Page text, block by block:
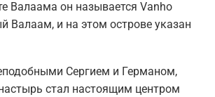
Валаама он называется Vanho
Валаам, и на этом острове указан
Сергием и Германом,
стал настоящим центром